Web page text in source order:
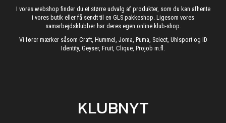
I vores webshop finder du et større udvalg af produkter, som du kan afhente
i vores butik eller få sendt til en GLS pakkeshop. Ligesom vores
samarbejdsklubber har deres egen online klub-shop.
Vi fører mærker såsom Craft, Hummel, Joma, Puma, Select, Uhlsport og ID
Identity, Geyser, Fruit, Clique, Projob m.fl.
KLUBNYT